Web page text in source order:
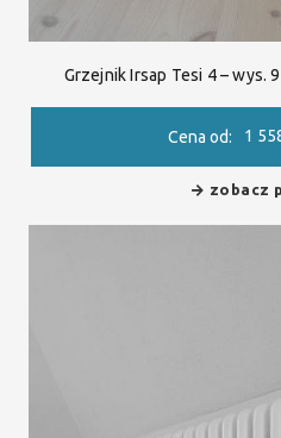
Grzejnik Irsap Tesi 4 – wys.
Cena od: 1
zobacz